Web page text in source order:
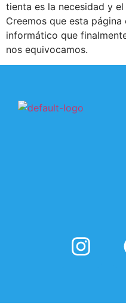
tienta es la necesidad y
Creemos que esta
informático que
nos equivocamos.